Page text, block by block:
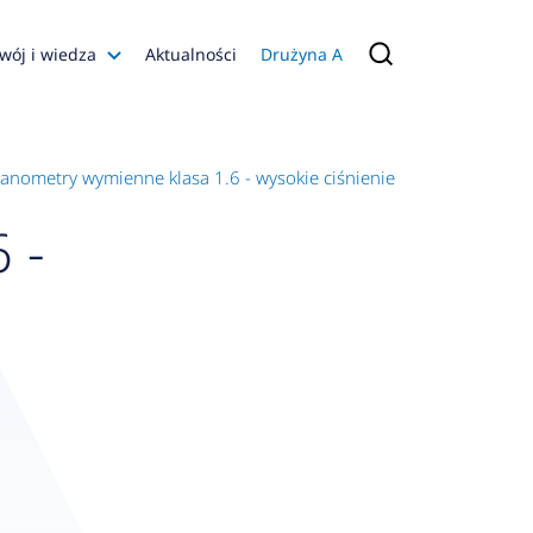
i wiedza
Konfiguratory
Aktualności Drużyna A
wymienne klasa 1.6 - wysokie ciśnienie
-